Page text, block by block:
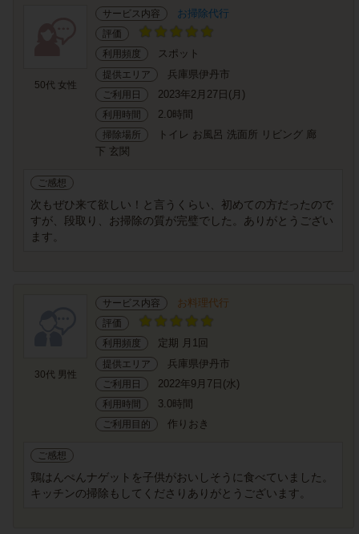
50代 女性
サービス内容 お掃除代行
評価
利用頻度
スポット
提供エリア 兵庫県伊丹市
ご利用日 2023年2月27日(月)
利用時間 2.0時間
掃除場所
トイレ お風呂 洗面所 リビング 廊
下 玄関
ご感想
次もぜひ来て欲しい！と言うくらい、初めての方だったので
すが、段取り、お掃除の質が完璧でした。ありがとうござい
ます。
30代 男性
サービス内容 お料理代行
評価
利用頻度
定期 月1回
提供エリア 兵庫県伊丹市
ご利用日 2022年9月7日(水)
利用時間 3.0時間
ご利用目的 作りおき
ご感想
鶏はんぺんナゲットを子供がおいしそうに食べていました。
キッチンの掃除もしてくださりありがとうございます。